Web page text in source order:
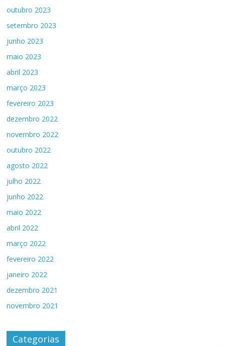
outubro 2023
setembro 2023
junho 2023
maio 2023
abril 2023
março 2023
fevereiro 2023
dezembro 2022
novembro 2022
outubro 2022
agosto 2022
julho 2022
junho 2022
maio 2022
abril 2022
março 2022
fevereiro 2022
janeiro 2022
dezembro 2021
novembro 2021
Categorias